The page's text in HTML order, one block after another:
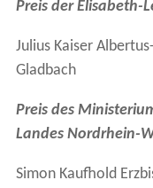
Preis der Elisabeth-
Julius Kaiser
Gladbach
Preis des
Landes Nordrhein-
Simon Kaufhold